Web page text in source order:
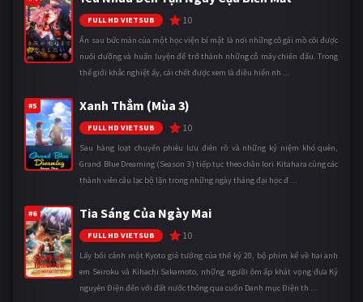
FULL HD VIETSUB 10
Ẩn sau bức màn của một học viện bí mật là nơi những cô gái mồ côi được
nuôi dưỡng và huấn luyện để trở thành những cỗ máy chiến đấu. Trong
thế giới khắc nghiệt ấy, cái chết được xem là điều hiển nh ...
#5 Xanh Thẳm (Mùa 3)
FULL HD VIETSUB 10
Sau hàng loạt chuyến phiêu lưu điên rồ và những kỷ niệm khó quên,
Grand Blue Dreaming (Season 3) tiếp tục theo chân Iori Kitahara cùng các
thành viên câu lạc bộ lặn trong những ngày tháng đại học đ ...
#6 Tia Sáng Của Ngày Mai
FULL HD VIETSUB 10
Lấy bối cảnh một Kyoto giả tưởng của thế kỷ 20, bộ phim kể về hai anh
em Seiroku và Kihachi Sakamoto, những người ôm ấp khát vọng đưa Kỷ
nguyên Điện đến với đất nước thông qua cuốn Danh mục Điện th ...